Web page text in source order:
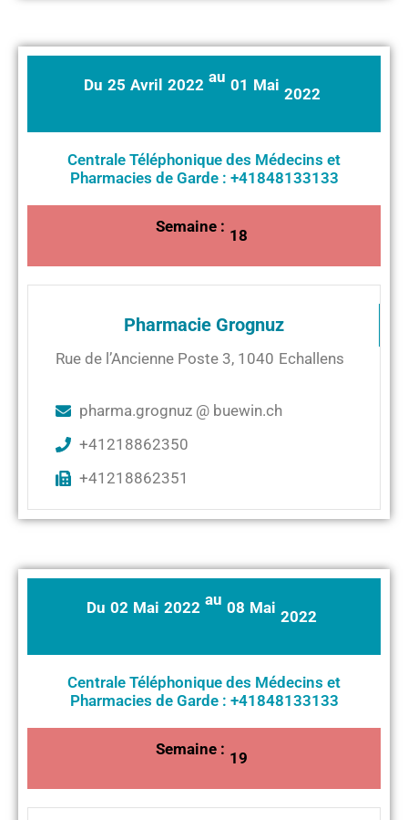
Du 25 Avril 2022 au 01 Mai 2022
Centrale Téléphonique des Médecins et
Pharmacies de Garde : +41848133133
Semaine : 18
Pharmacie Grognuz
Rue de l’Ancienne Poste 3, 1040 Echallens
pharma.grognuz @ buewin.ch
+41218862350
+41218862351
Du 02 Mai 2022 au 08 Mai 2022
Centrale Téléphonique des Médecins et
Pharmacies de Garde : +41848133133
Semaine : 19